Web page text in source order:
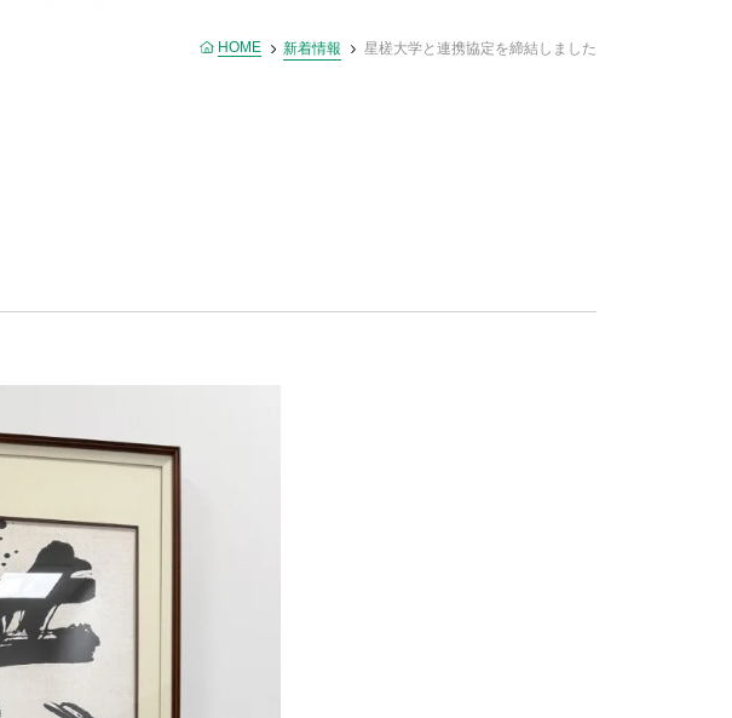
HOME 新着情報 星槎大学と連携協定を締結しました